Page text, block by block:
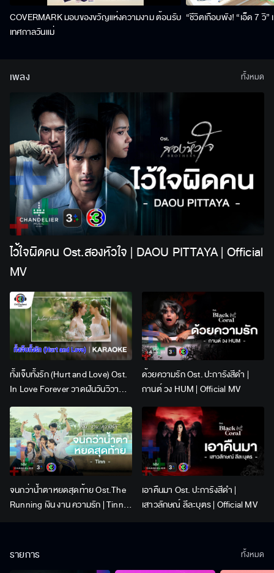
COVERMARK มอบของขวัญแห่งความงาม ต้อนรับ
เทศกาลวันแม่
“ชีวิตเกือบพัง! “เอ็ด 7 วิ
เพลง
ไว้ใจผิดคน Ost.สองหัวใจ | DAOU PITTAYA | Official
MV
ทั้งเจ็บทั้งรัก (Hurt and Love) Ost.
In Love Forever วาดฝันวันวิวาห์ |
Lingling Kwong x Orm
Kornnaphat | Official Karaoke
ด้วยความรัก Ost. ปะการังสีดำ |
กานต์ วง HUM | Official MV
จนกว่าน้ำตาหยดสุดท้าย Ost.The
Running เงิน งาน ความรัก | Tinn |
เอาคืนมา Ost. ปะการังสีดำ |
เสาวลักษณ์ ลีละบุตร | Official MV
ทั้งหมด
รายการ ทั้งหมด